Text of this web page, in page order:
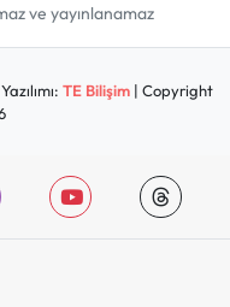
ve yayınlanamaz
TE Bilişim| Copyright